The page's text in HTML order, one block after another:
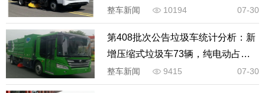
整车新闻 10194 07-30
第408批次公告垃圾车统计分析：新
增压缩式垃圾车73辆，纯电动占比
超过40%以上
整车新闻 9415 07-30